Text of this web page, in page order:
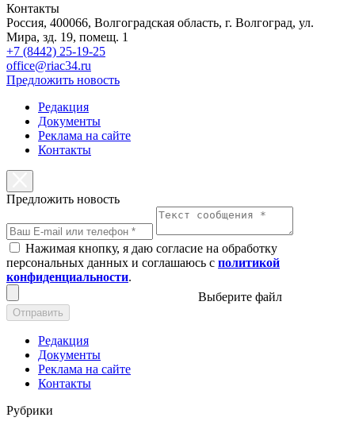
Контакты
Россия, 400066, Волгоградская область, г. Волгоград, ул.
Мира, зд. 19, помещ. 1
+7 (8442) 25-19-25
office@riac34.ru
Предложить новость
Редакция
Документы
Реклама на сайте
Контакты
Предложить новость
Нажимая кнопку, я даю согласие на обработку
персональных данных и соглашаюсь с политикой
конфиденциальности.
Выберите файл
Отправить
Редакция
Документы
Реклама на сайте
Контакты
Рубрики